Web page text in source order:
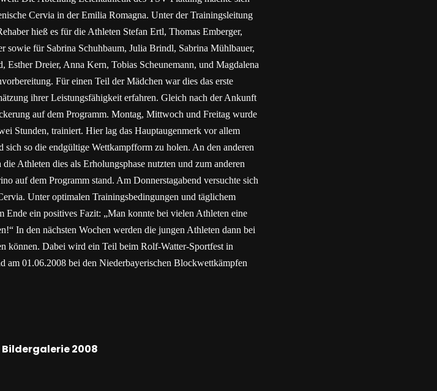
Cervia in der Emilia Romagna. Unter der Trainingsleitung
hieß es für die Athleten Stefan Ertl, Thomas Emberger,
sowie für Sabrina Schuhbaum, Julia Brindl, Sabrina Mühlbauer,
Esther Dreier, Anna Kern, Tobias Scheunemann, und Magdalena
Für einen Teil der Mädchen war dies das erste
ihrer Leistungsfähigkeit erfahren. Gleich nach der Ankunft
auf dem Programm. Montag, Mittwoch und Freitag wurde
Stunden, trainiert. Hier lag das Hauptaugenmerk vor allem
sich so die endgültige Wettkampfform zu holen. An den anderen
Athleten dies als Erholungsphase nutzten und zum anderen
auf dem Programm stand. Am Donnerstagabend versuchte sich
Unter optimalen Trainingsbedingungen und täglichem
Ende ein positives Fazit: „Man konnte bei vielen Athleten eine
In den nächsten Wochen werden die jungen Athleten dann bei
können. Dabei wird ein Teil beim Rolf-Watter-Sportfest in
am 01.06.2008 bei den Niederbayerischen Blockwettkämpfen
Bildergalerie 2008